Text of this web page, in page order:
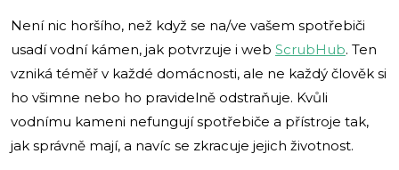
Není nic horšího, než když se na/ve vašem spotřebiči
usadí vodní kámen, jak potvrzuje i web ScrubHub. Ten
vzniká téměř v každé domácnosti, ale ne každý člověk si
ho všimne nebo ho pravidelně odstraňuje. Kvůli
vodnímu kameni nefungují spotřebiče a přístroje tak,
jak správně mají, a navíc se zkracuje jejich životnost.